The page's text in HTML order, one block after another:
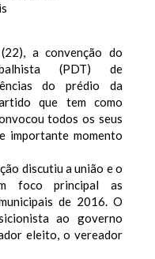
a convenção do
(PDT) de
do prédio da
que tem como
todos os seus
importante momento
discutiu a união e o
foco principal as
de 2016. O
ao governo
eleito, o vereador